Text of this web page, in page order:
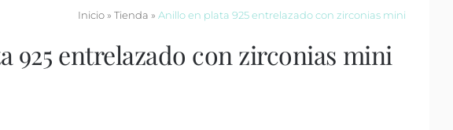
Inicio» Tienda » Anillo en plata 925 entrelazado con zirconias mini
925 entrelazado con zirconias mini